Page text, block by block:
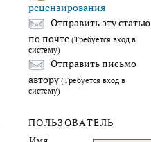
рецензирования
Отправить эту статью
по почте (Требуется вход в
систему)
Отправить письмо
автору (Требуется вход в
систему)
ПОЛЬЗОВАТЕЛЬ